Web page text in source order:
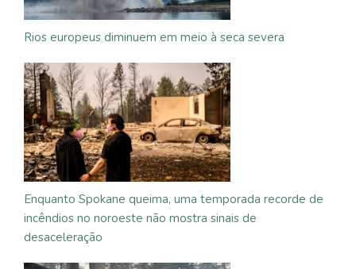
Rios europeus diminuem em meio à seca severa
Enquanto Spokane queima, uma temporada recorde de
incêndios no noroeste não mostra sinais de
desaceleração